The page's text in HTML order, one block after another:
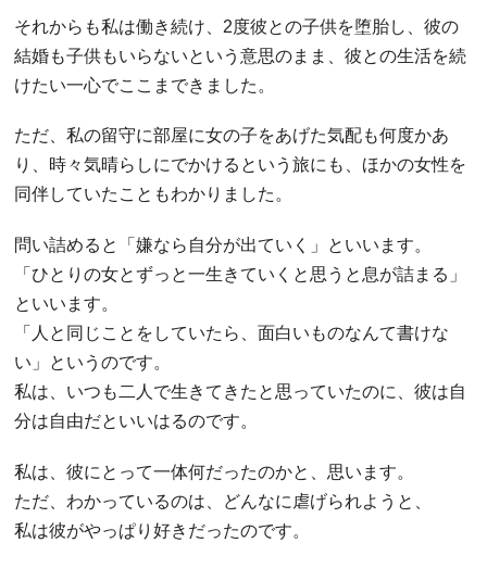
それからも私は働き続け、2度彼との子供を堕胎し、彼の
結婚も子供もいらないという意思のまま、彼との生活を続
けたい一心でここまできました。
ただ、私の留守に部屋に女の子をあげた気配も何度かあ
り、時々気晴らしにでかけるという旅にも、ほかの女性を
同伴していたこともわかりました。
問い詰めると「嫌なら自分が出ていく」といいます。
「ひとりの女とずっと一生きていくと思うと息が詰まる」
といいます。
「人と同じことをしていたら、面白いものなんて書けな
い」というのです。
私は、いつも二人で生きてきたと思っていたのに、彼は自
分は自由だといいはるのです。
私は、彼にとって一体何だったのかと、思います。
ただ、わかっているのは、どんなに虐げられようと、
私は彼がやっぱり好きだったのです。